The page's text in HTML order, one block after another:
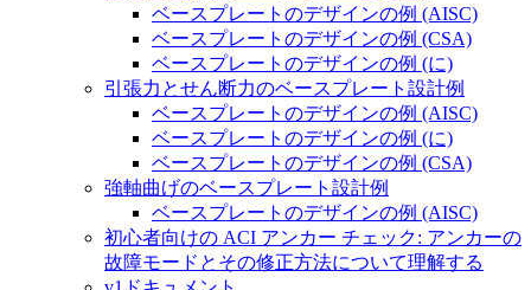
ベースプレートのデザインの例 (AISC)
ベースプレートのデザインの例 (CSA)
ベースプレートのデザインの例 (に)
引張力とせん断力のベースプレート設計例
ベースプレートのデザインの例 (AISC)
ベースプレートのデザインの例 (に)
ベースプレートのデザインの例 (CSA)
強軸曲げのベースプレート設計例
ベースプレートのデザインの例 (AISC)
初心者向けの ACI アンカー チェック: アンカーの
故障モードとその修正方法について理解する